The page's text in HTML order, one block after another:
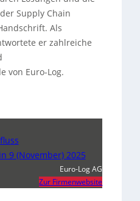
Supply Chain
Als
er zahlreiche
von Euro-Log.
9 (November) 2025
Euro-Log AG
Zur Firmenwebsite